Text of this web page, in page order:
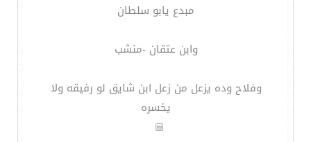
مبدع يابو سلطان
وابن عتقان -منشب
وفلاح وده يزعل من زعل ابن شايق لو رفيقه ولا
يخسره